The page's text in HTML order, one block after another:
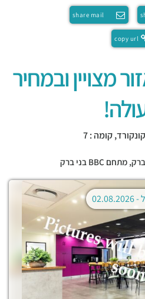
share mail
copy url
מצויין ובמחיר
קומה : 7
, מתחם BBC בני ברק
-
02.08.2026